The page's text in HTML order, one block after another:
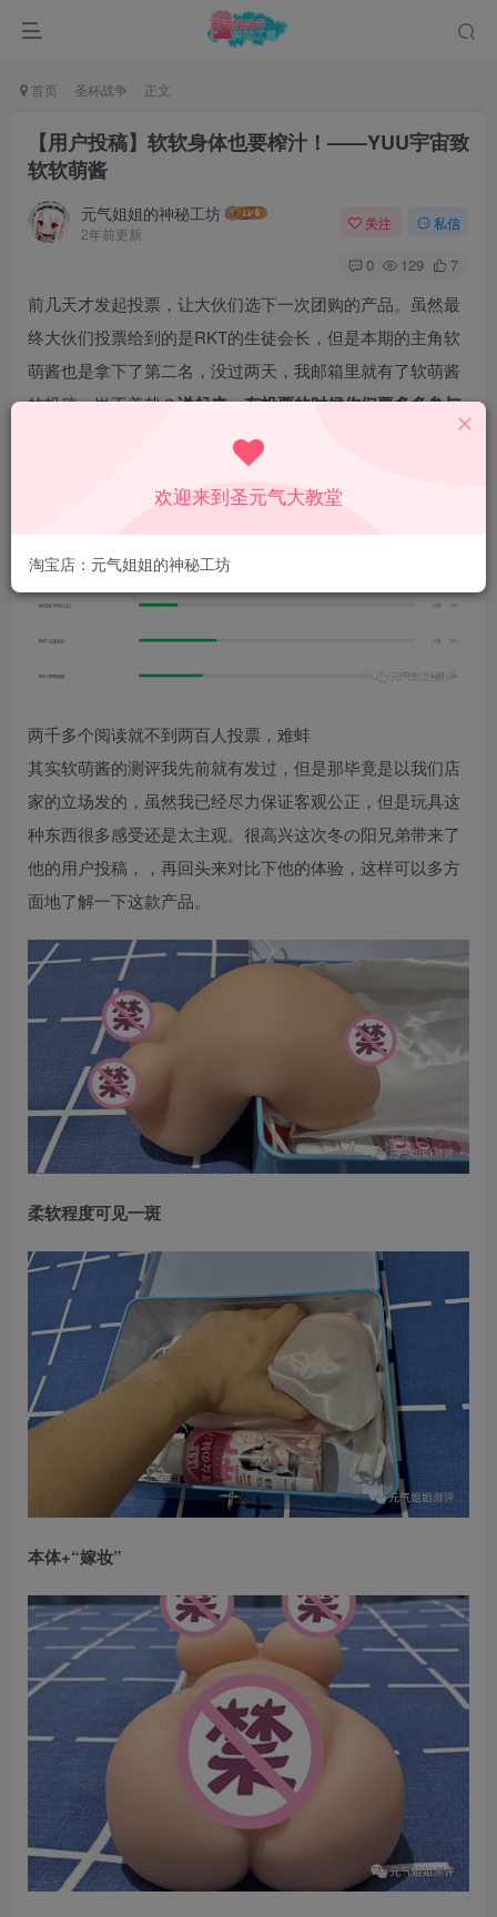
首页 圣杯战争 正文
【用户投稿】软软身体也要榨汁！——YUU宇宙致
软软萌酱
元气姐姐的神秘工坊
2年前更新
关注 私信
0 129 7
前几天才发起投票，让大伙们选下一次团购的产品。虽然最
终大伙们投票给到的是RKT的生徒会长，但是本期的主角软
萌酱也是拿下了第二名，没过两天，我邮箱里就有了软萌酱
的投稿，岂不美哉？说起来，有投票的时候你们要多多参与
投票啊，哪怕点着玩也行，让我看到你们的互动好吗？
两千多个阅读就不到两百人投票，难蚌
其实软萌酱的测评我先前就有发过，但是那毕竟是以我们店
家的立场发的，虽然我已经尽力保证客观公正，但是玩具这
种东西很多感受还是太主观。很高兴这次冬の阳兄弟带来了
他的用户投稿，，再回头来对比下他的体验，这样可以多方
面地了解一下这款产品。
柔软程度可见一斑
本体+“嫁妆”
欢迎来到圣元气大教堂
淘宝店：元气姐姐的神秘工坊